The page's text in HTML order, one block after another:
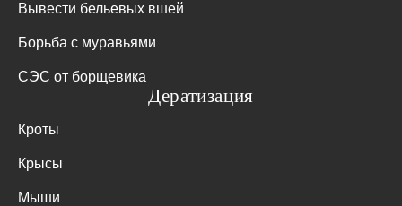
Вывести бельевых вшей
Борьба с муравьями
СЭС от борщевика
Дератизация
Кроты
Крысы
Мыши